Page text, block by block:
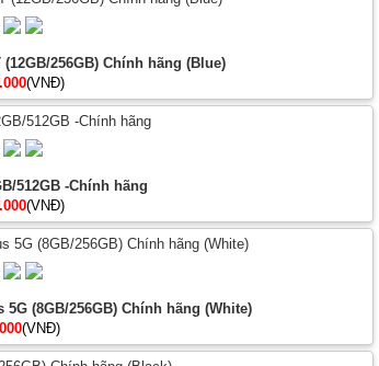
256GB) Chính hãng (Blue)
(VNĐ)
512GB -Chính hãng
(VNĐ)
(8GB/256GB) Chính hãng (White)
(VNĐ)